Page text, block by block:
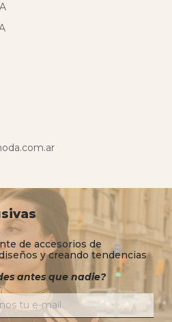
de accesorios de
y creando tendencias
antes que nadie?